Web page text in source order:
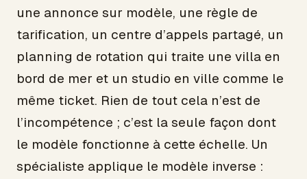
une annonce sur modèle, une règle de
tarification, un centre d’appels partagé, un
planning de rotation qui traite une villa en
bord de mer et un studio en ville comme le
même ticket. Rien de tout cela n’est de
l’incompétence ; c’est la seule façon dont
le modèle fonctionne à cette échelle. Un
spécialiste applique le modèle inverse :